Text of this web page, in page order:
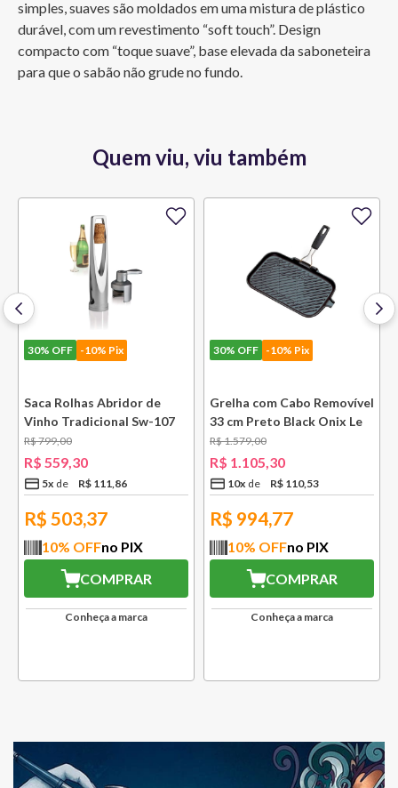
simples, suaves são moldados em uma mistura de plástico
durável, com um revestimento “soft touch”. Design
compacto com “toque suave”, base elevada da saboneteira
para que o sabão não grude no fundo.
Quem viu, viu também
30% OFF -10% Pix
Saca Rolhas Abridor de
Vinho Tradicional Sw-107
Ply Le Creuset
R$799,00
R$ 559,30
5x R$ 111,86
R$ 503,37
10% OFFno PIX
COMPRAR
Conheça a marca
30% OFF -10% Pix
Grelha com Cabo Removível
33 cm Preto Black Onix Le
Creuset
R$1.579,00
R$ 1.105,30
10x R$ 110,53
R$ 994,77
10% OFFno PIX
COMPRAR
Conheça a marca